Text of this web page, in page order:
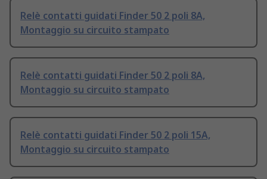
Relè contatti guidati Finder 50 2 poli 8A,
Montaggio su circuito stampato
Relè contatti guidati Finder 50 2 poli 8A,
Montaggio su circuito stampato
Relè contatti guidati Finder 50 2 poli 15A,
Montaggio su circuito stampato